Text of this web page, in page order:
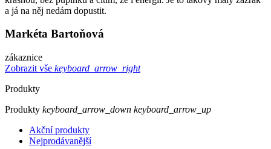
a já na něj nedám dopustit.
Markéta Bartoňová
zákaznice
Zobrazit vše keyboard_arrow_right
Produkty
Produkty keyboard_arrow_down keyboard_arrow_up
Akční produkty
Nejprodávanější